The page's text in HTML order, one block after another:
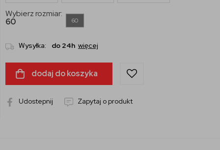
Wybierz rozmiar:
60
60
Wysyłka: do 24h więcej
dodaj do koszyka
Udostepnij Zapytaj o produkt